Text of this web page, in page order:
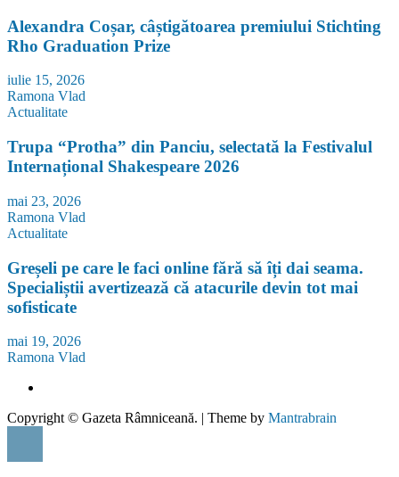
Alexandra Coșar, câștigătoarea premiului Stichting
Rho Graduation Prize
iulie 15, 2026
Ramona Vlad
Actualitate
Trupa “Protha” din Panciu, selectată la Festivalul
Internațional Shakespeare 2026
mai 23, 2026
Ramona Vlad
Actualitate
Greșeli pe care le faci online fără să îți dai seama.
Specialiștii avertizează că atacurile devin tot mai
sofisticate
mai 19, 2026
Ramona Vlad
Copyright © Gazeta Râmniceană. | Theme by Mantrabrain